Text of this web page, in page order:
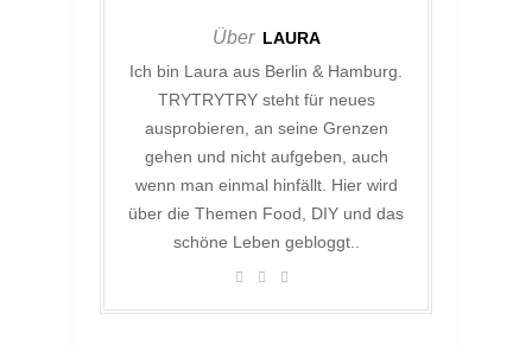
Über LAURA
Ich bin Laura aus Berlin & Hamburg.
TRYTRYTRY steht für neues
ausprobieren, an seine Grenzen
gehen und nicht aufgeben, auch
wenn man einmal hinfällt. Hier wird
über die Themen Food, DIY und das
schöne Leben gebloggt..